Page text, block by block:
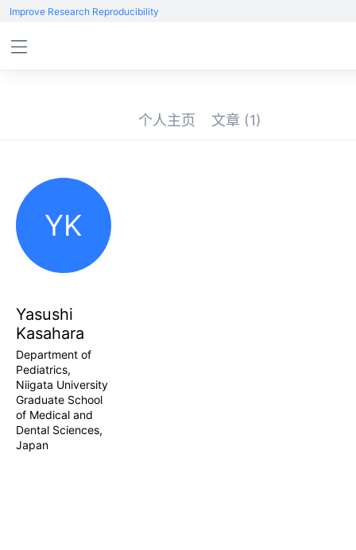
Improve Research Reproducibility
个人主页 文章 (1)
YK
Yasushi
Kasahara
Department of
Pediatrics,
Niigata University
Graduate School
of Medical and
Dental Sciences,
Japan